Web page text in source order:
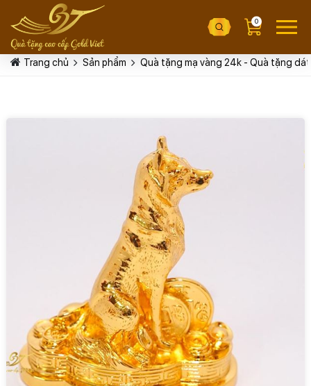
0
Trang chủ Sản phẩm Quà tặng mạ vàng 24k - Quà tặng